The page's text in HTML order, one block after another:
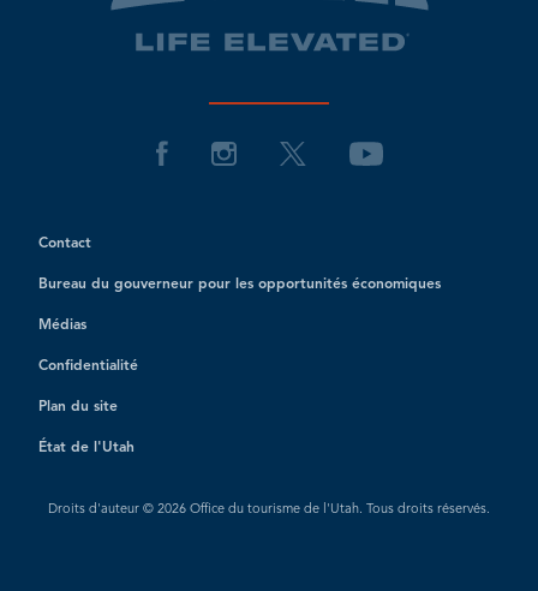
Contact
Bureau du gouverneur pour les opportunités économiques
Médias
Confidentialité
Plan du site
État de l'Utah
Droits d'auteur © 2026 Office du tourisme de l'Utah. Tous droits réservés.